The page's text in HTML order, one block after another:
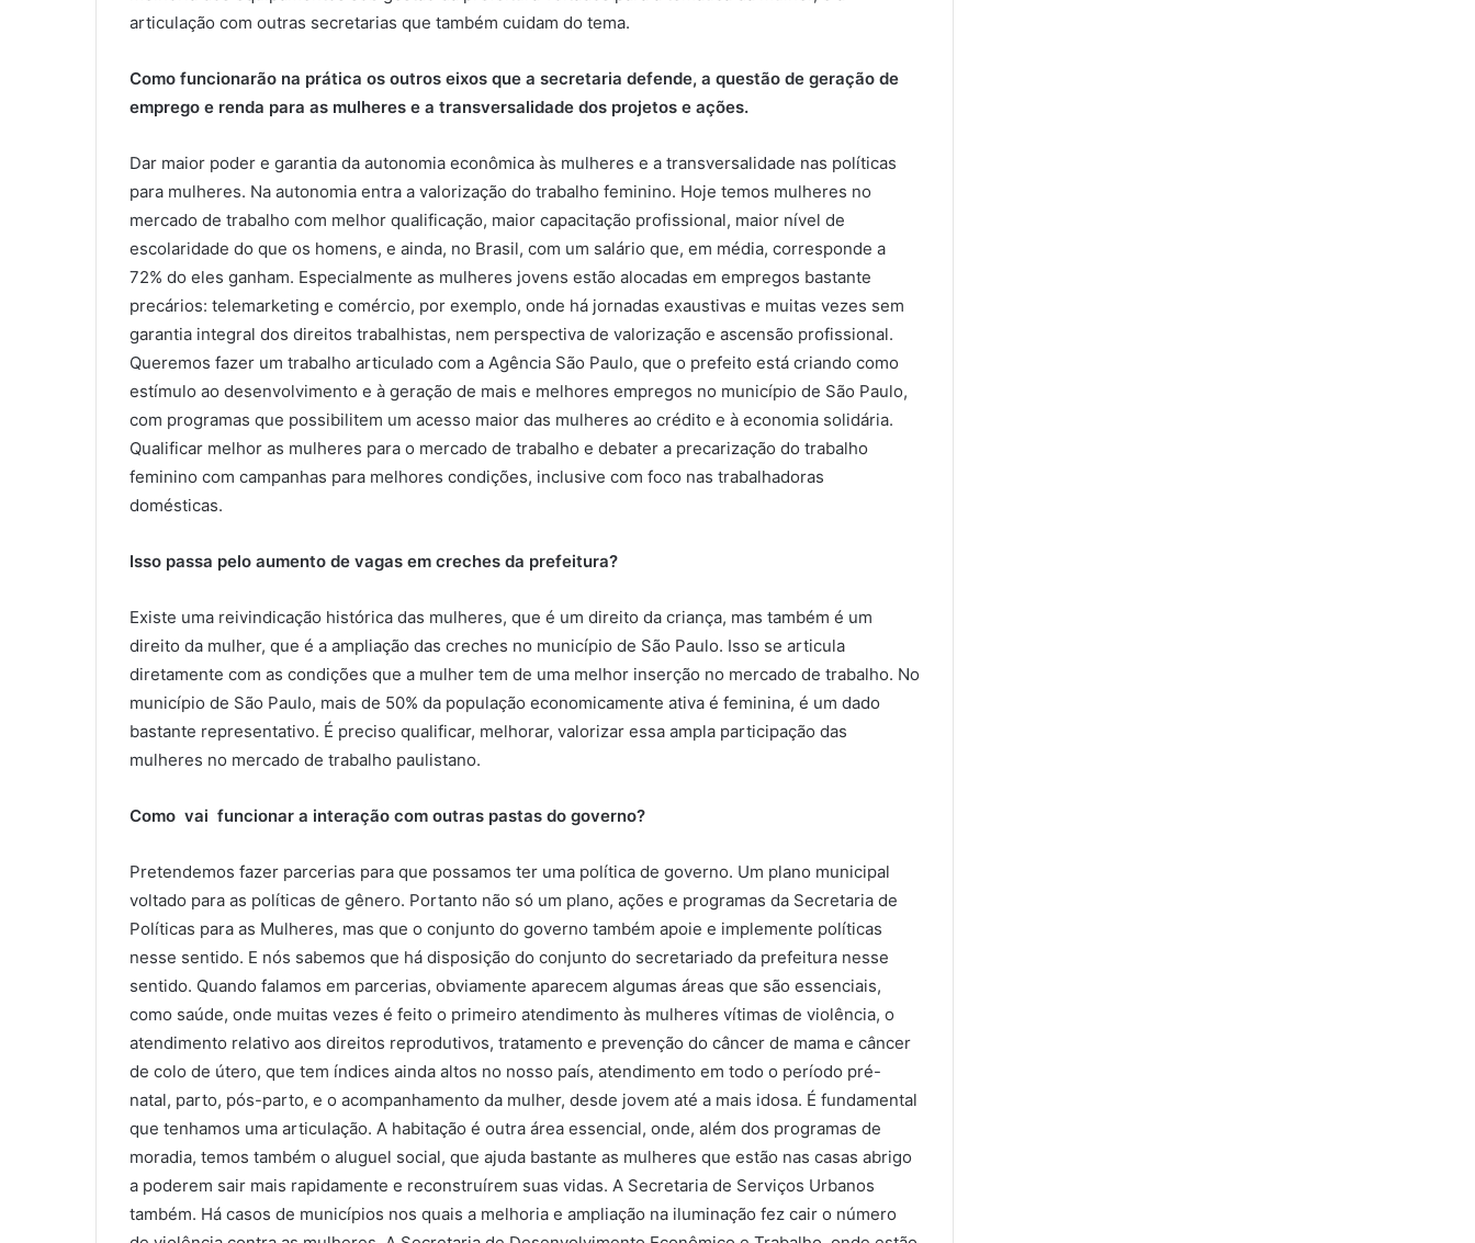
articulação com outras secretarias que também cuidam do tema.
Como funcionarão na prática os outros eixos que a secretaria defende, a questão de geração de
emprego e renda para as mulheres e a transversalidade dos projetos e ações.
Dar maior poder e garantia da autonomia econômica às mulheres e a transversalidade nas políticas
para mulheres. Na autonomia entra a valorização do trabalho feminino. Hoje temos mulheres no
mercado de trabalho com melhor qualificação, maior capacitação profissional, maior nível de
escolaridade do que os homens, e ainda, no Brasil, com um salário que, em média, corresponde a
72% do eles ganham. Especialmente as mulheres jovens estão alocadas em empregos bastante
precários: telemarketing e comércio, por exemplo, onde há jornadas exaustivas e muitas vezes sem
garantia integral dos direitos trabalhistas, nem perspectiva de valorização e ascensão profissional.
Queremos fazer um trabalho articulado com a Agência São Paulo, que o prefeito está criando como
estímulo ao desenvolvimento e à geração de mais e melhores empregos no município de São Paulo,
com programas que possibilitem um acesso maior das mulheres ao crédito e à economia solidária.
Qualificar melhor as mulheres para o mercado de trabalho e debater a precarização do trabalho
feminino com campanhas para melhores condições, inclusive com foco nas trabalhadoras
domésticas.
Isso passa pelo aumento de vagas em creches da prefeitura?
Existe uma reivindicação histórica das mulheres, que é um direito da criança, mas também é um
direito da mulher, que é a ampliação das creches no município de São Paulo. Isso se articula
diretamente com as condições que a mulher tem de uma melhor inserção no mercado de trabalho. No
município de São Paulo, mais de 50% da população economicamente ativa é feminina, é um dado
bastante representativo. É preciso qualificar, melhorar, valorizar essa ampla participação das
mulheres no mercado de trabalho paulistano.
Como vai funcionar a interação com outras pastas do governo?
Pretendemos fazer parcerias para que possamos ter uma política de governo. Um plano municipal
voltado para as políticas de gênero. Portanto não só um plano, ações e programas da Secretaria de
Políticas para as Mulheres, mas que o conjunto do governo também apoie e implemente políticas
nesse sentido. E nós sabemos que há disposição do conjunto do secretariado da prefeitura nesse
sentido. Quando falamos em parcerias, obviamente aparecem algumas áreas que são essenciais,
como saúde, onde muitas vezes é feito o primeiro atendimento às mulheres vítimas de violência, o
atendimento relativo aos direitos reprodutivos, tratamento e prevenção do câncer de mama e câncer
de colo de útero, que tem índices ainda altos no nosso país, atendimento em todo o período pré-
natal, parto, pós-parto, e o acompanhamento da mulher, desde jovem até a mais idosa. É fundamental
que tenhamos uma articulação. A habitação é outra área essencial, onde, além dos programas de
moradia, temos também o aluguel social, que ajuda bastante as mulheres que estão nas casas abrigo
a poderem sair mais rapidamente e reconstruírem suas vidas. A Secretaria de Serviços Urbanos
também. Há casos de municípios nos quais a melhoria e ampliação na iluminação fez cair o número